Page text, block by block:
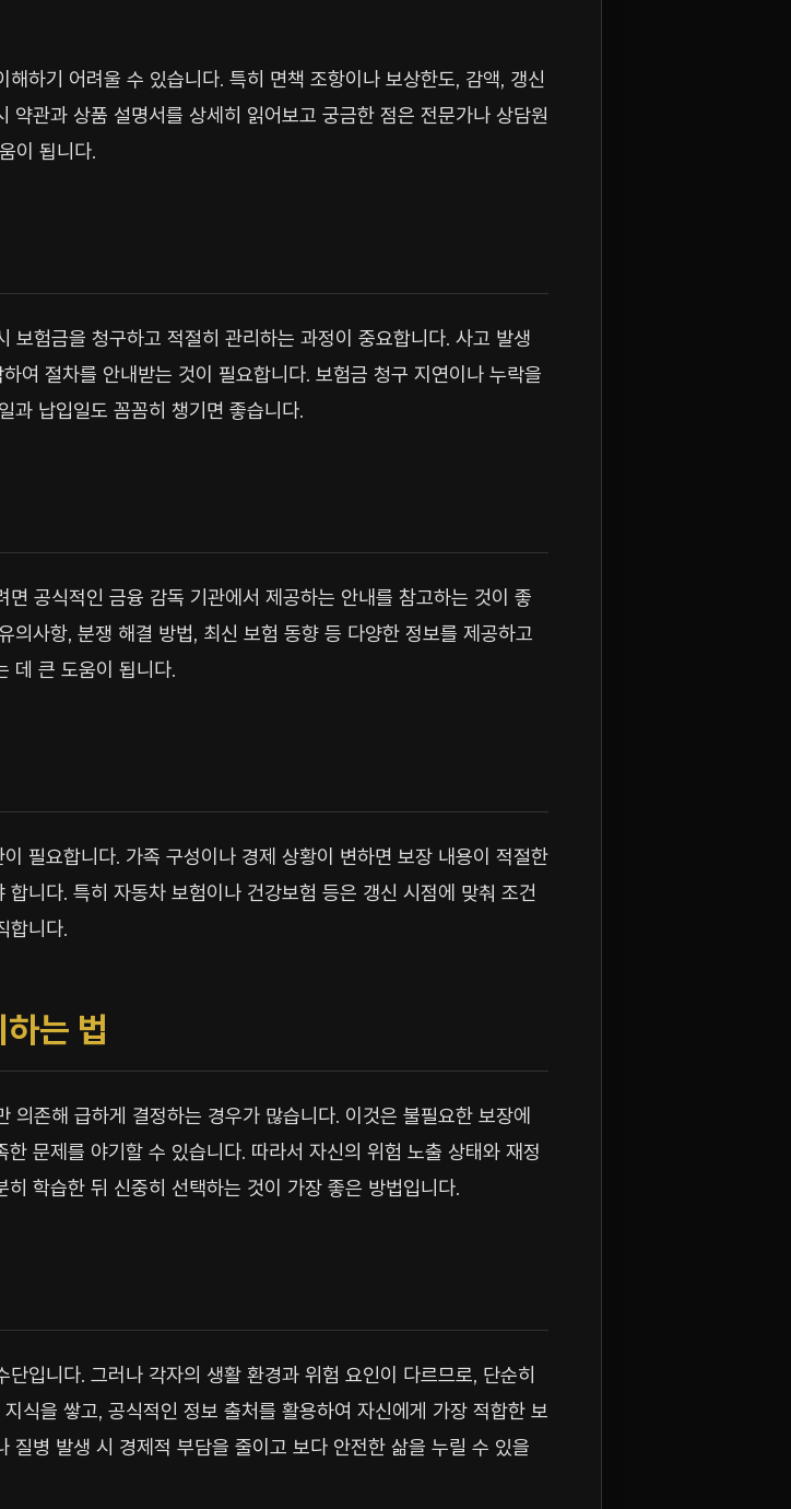
하기 어려울 수 있습니다. 특히 면책 조항이나 보상한도, 감액, 갱신
관과 상품 설명서를 상세히 읽어보고 궁금한 점은 전문가나 상담원
이 됩니다.
험금을 청구하고 적절히 관리하는 과정이 중요합니다. 사고 발생
여 절차를 안내받는 것이 필요합니다. 보험금 청구 지연이나 누락을
과 납입일도 꼼꼼히 챙기면 좋습니다.
공식적인 금융 감독 기관에서 제공하는 안내를 참고하는 것이 좋
의사항, 분쟁 해결 방법, 최신 보험 동향 등 다양한 정보를 제공하고
데 큰 도움이 됩니다.
필요합니다. 가족 구성이나 경제 상황이 변하면 보장 내용이 적절한
니다. 특히 자동차 보험이나 건강보험 등은 갱신 시점에 맞춰 조건
합니다.
는 법
존해 급하게 결정하는 경우가 많습니다. 이것은 불필요한 보장에
문제를 야기할 수 있습니다. 따라서 자신의 위험 노출 상태와 재정
학습한 뒤 신중히 선택하는 것이 가장 좋은 방법입니다.
입니다. 그러나 각자의 생활 환경과 위험 요인이 다르므로, 단순히
식을 쌓고, 공식적인 정보 출처를 활용하여 자신에게 가장 적합한 보
질병 발생 시 경제적 부담을 줄이고 보다 안전한 삶을 누릴 수 있을